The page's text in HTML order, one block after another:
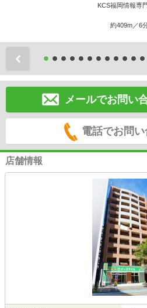
KCS福岡情報専
約409m／6
メールでお問い
電話でお問
店舗情報